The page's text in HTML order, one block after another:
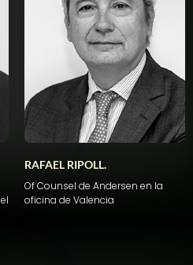
el
RAFAEL RIPOLL.
Of Counsel de Andersen en la
oficina de Valencia